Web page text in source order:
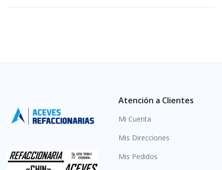
Atención a Clientes
Mi Cuenta
Mis Direcciones
Mis Pedidos